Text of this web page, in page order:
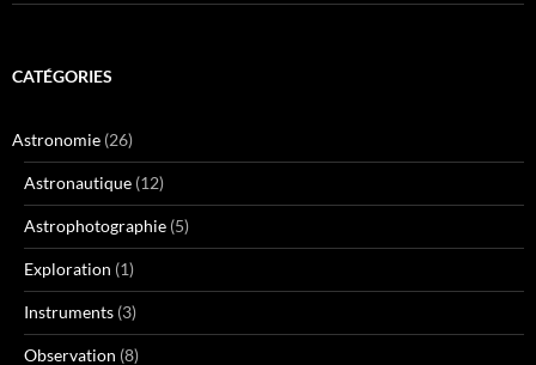
CATÉGORIES
Astronomie (26)
Astronautique (12)
Astrophotographie (5)
Exploration (1)
Instruments (3)
Observation (8)